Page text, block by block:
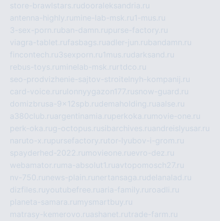
store-brawlstars.rudooraleksandria.ru
antenna-highly.ru mine-lab-msk.ru1-mus.ru
3-sex-porn.ruban-damn.rupurse-factory.ru
viagra-tablet.rufasbags.ruadler-jun.rubandamn.ru
fincontech.ru3sexporn.ru1mus.rudarksand.ru
rebus-toys.ru minelab-msk.ru rtdco.ru
seo-prodvizhenie-sajtov-stroitelnyh-kompanij.ru
card-voice.ru rulonnyygazon177.rusnow-guard.ru
domizbrusa-9x12spb.rudemaholding.ruaalse.ru
a380club.ruargentinamia.ruperkoka.ru movie-one.ru
perk-oka.rug-octopus.rusibarchives.ruandreislyusar.ru
naruto-x.rupursefactory.rutor-lyubov-i-grom.ru
spayderhed-2022.ru movieone.ruevro-dez.ru
webamator.ru ma-absolut1.ruavtopomosch27.ru
nv-750.ru news-plain.ru nertansaga.rudelanalad.ru
dizfiles.ruyoutubefree.ruaria-family.ru roadli.ru
planeta-samara.ru mysmartbuy.ru
matrasy-kemerovo.ruashanet.rutrade-farm.ru